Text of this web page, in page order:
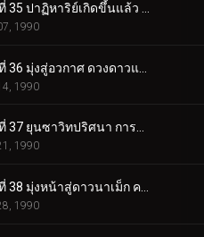
ตอนที่ 35 ปาฏิหาริย์เกิดขึ้นแล้ว ซุนโกฮัง ซุปเปอร์ไซย่า
1990
1990
ตอนที่ 37 ยุนซาวิทปริศนา การตามหายานอวกาศของพระเจ้า
1990
1990